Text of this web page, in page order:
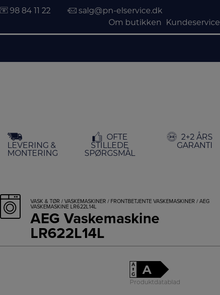
indholdet
98 84 11 22
salg@pn-elservice.dk
Om butikken
Kundeservice
LEVERING &
MONTERING
OFTE
STILLEDE
SPØRGSMÅL
2+2 ÅRS
GARANTI
VASK & TØR / VASKEMASKINER / FRONTBETJENTE VASKEMASKINER / AEG
VASKEMASKINE LR622L14L
AEG Vaskemaskine
LR622L14L
A
↑
G
A
Produktdatablad